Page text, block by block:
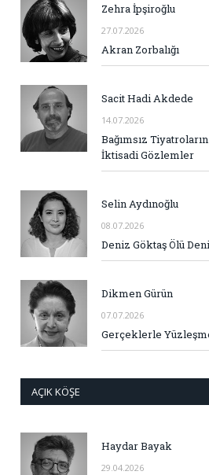
Zehra İpşiroğlu
27.07.2026
Akran Zorbalığı
Sacit Hadi Akdede
14.07.2026
Bağımsız Tiyatroların
İktisadi Gözlemler
Selin Aydınoğlu
08.07.2026
Deniz Göktaş Ölü
Dikmen Gürün
07.07.2026
Gerçeklerle
AÇIK KÖŞE
Haydar Bayak
29.04.2026